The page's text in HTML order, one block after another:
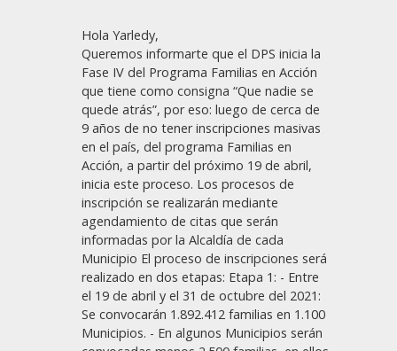
Hola Yarledy,
Queremos informarte que el DPS inicia la
Fase IV del Programa Familias en Acción
que tiene como consigna “Que nadie se
quede atrás”, por eso: luego de cerca de
9 años de no tener inscripciones masivas
en el país, del programa Familias en
Acción, a partir del próximo 19 de abril,
inicia este proceso. Los procesos de
inscripción se realizarán mediante
agendamiento de citas que serán
informadas por la Alcaldía de cada
Municipio El proceso de inscripciones será
realizado en dos etapas: Etapa 1: - Entre
el 19 de abril y el 31 de octubre del 2021:
Se convocarán 1.892.412 familias en 1.100
Municipios. - En algunos Municipios serán